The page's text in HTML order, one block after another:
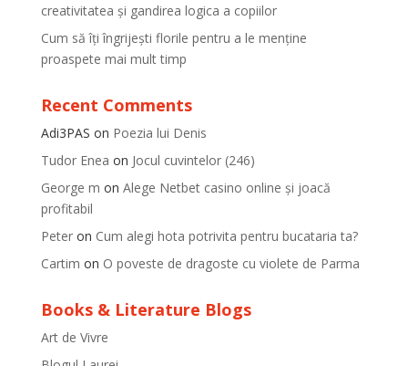
creativitatea și gandirea logica a copiilor
Cum să îți îngrijești florile pentru a le menține
proaspete mai mult timp
Recent Comments
Adi3PAS on Poezia lui Denis
Tudor Enea on Jocul cuvintelor (246)
George m on Alege Netbet casino online și joacă
profitabil
Peteron Cum alegi hota potrivita pentru bucataria ta?
Cartim on O poveste de dragoste cu violete de Parma
Books & Literature Blogs
Art de Vivre